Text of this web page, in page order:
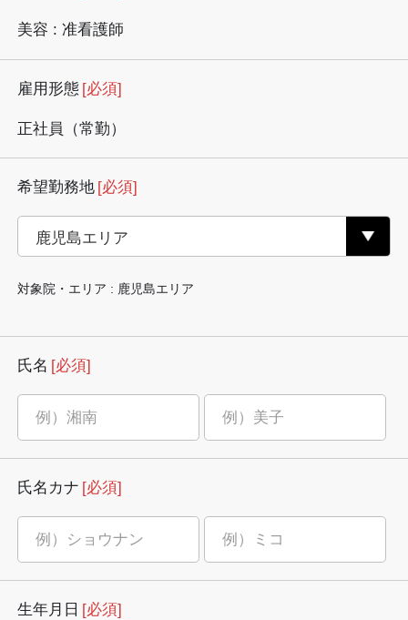
美容 : 准看護師
雇用形態 [必須]
正社員（常勤）
希望勤務地 [必須]
対象院・エリア : 鹿児島エリア
氏名 [必須]
氏名カナ [必須]
生年月日 [必須]